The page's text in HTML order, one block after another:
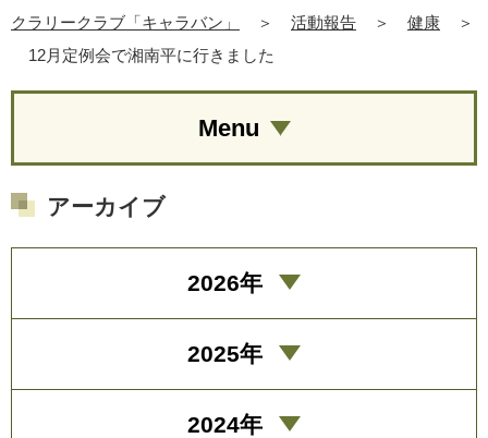
クラリークラブ「キャラバン」
＞ 活動報告 ＞ 健康
＞
12月定例会で湘南平に行きました
Menu
アーカイブ
2026年
2025年
2024年